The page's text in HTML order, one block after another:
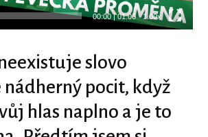
00:00|01:06 1.00x
slovo
nádherný pocit, když
hlas naplno a je to